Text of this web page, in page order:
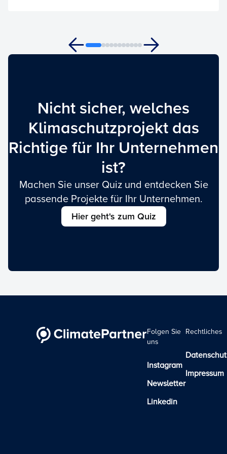
Nicht sicher, welches
Klimaschutzprojekt das
Richtige für Ihr Unternehmen
ist?
Machen Sie unser Quiz und entdecken Sie
passende Projekte für Ihr Unternehmen.
Hier geht's zum Quiz
Folgen Sie
uns
Instagram
Newsletter
Linkedin
Rechtliches
Impressum